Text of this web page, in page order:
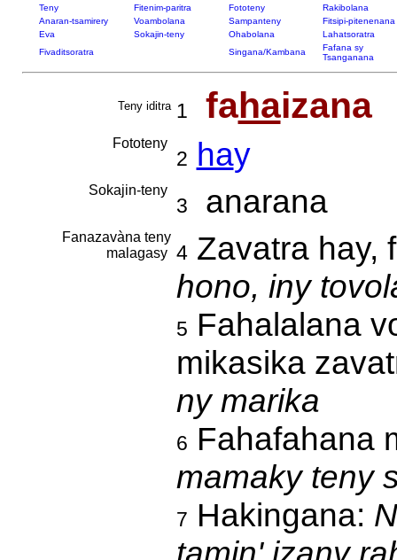
Teny Fitenim-paritra Fototeny
Rakibolana
Anaran-tsamirery
Voambolana Sampanteny
Fitsipi-pitenenana
Eva
Sokajin-teny Ohabolana
Lahatsoratra
Fivaditsoratra
Singana/Kambana
Fafana sy
Tsanganana
Teny iditra 1 fahaizana
Fototeny
2 hay
Sokajin-teny
3 anarana
Fanazavàna teny
malagasy 4Zavatra hay,
hono, iny
5 Fahalalana
mikasika
ny marika
6 Fahafahana
mamaky teny
7 Hakingana: